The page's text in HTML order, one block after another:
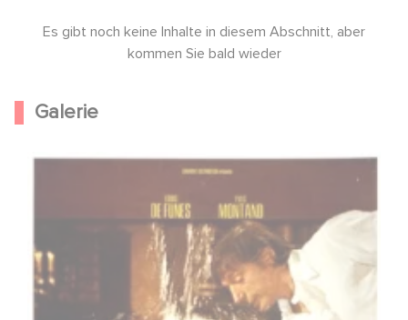
Es gibt noch keine Inhalte in diesem Abschnitt, aber
kommen Sie bald wieder
Galerie